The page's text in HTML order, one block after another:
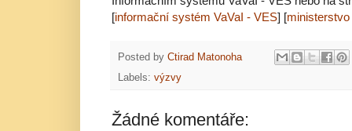
[informační systém VaVaI - VES] [
Posted by Ctirad Matonoha
Labels: výzvy
Žádné komentáře: